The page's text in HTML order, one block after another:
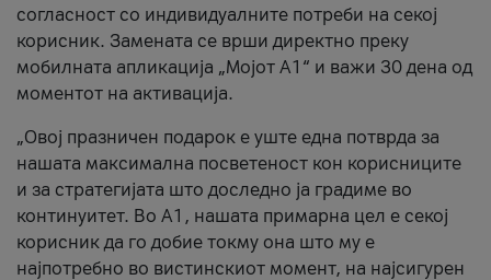
согласност со индивидуалните потреби на секој
корисник. Замената се врши директно преку
мобилната апликација „Мојот А1“ и важи 30 дена од
моментот на активација.
„Овој празничен подарок е уште една потврда за
нашата максимална посветеност кон корисниците
и за стратегијата што доследно ја градиме во
континуитет. Во А1, нашата примарна цел е секој
корисник да го добие токму она што му е
најпотребно во вистинскиот момент, на најсигурен